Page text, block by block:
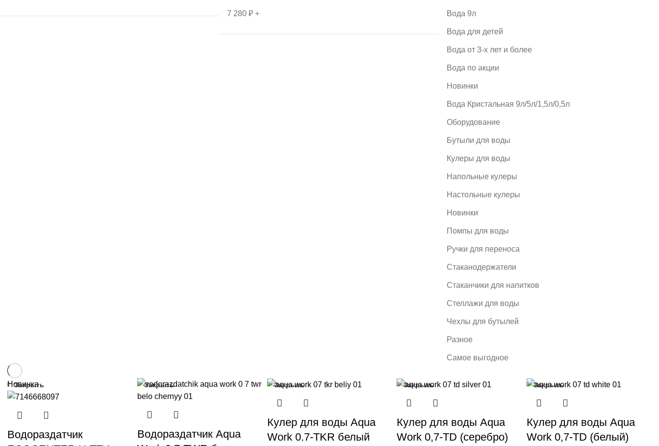
7 280 ₽ + Вода 9л
Вода для детей
Вода от 3-х лет и более
Вода по акции
Новинки
Вода Кристальная 9л/5л/1,5л/0,5л
Оборудование
Бутыли для воды
Кулеры для воды
Напольные кулеры
Настольные кулеры
Новинки
Помпы для воды
Ручки для переноса
Стаканодержатели
Стаканчики для напитков
Стеллажи для воды
Чехлы для бутылей
Разное
Самое выгодное
Новинка
Закрыть
Водораздатчик
Закрыть
Водораздатчик Aqua
Закрыть
Кулер для воды Aqua
Work 0.7-TKR белый
Закрыть
Кулер для воды Aqua
Work 0,7-TD (серебро)
Закрыть
Кулер для воды Aqua
Work 0,7-TD (белый)